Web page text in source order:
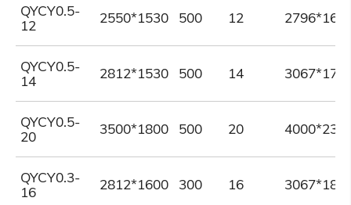
QYCY0.5-
12
2550*1530 500 12
QYCY0.5-
14
2812*1530 500 14
QYCY0.5-
20
3500*1800 500 20
QYCY0.3-
16
2812*1600 300 16